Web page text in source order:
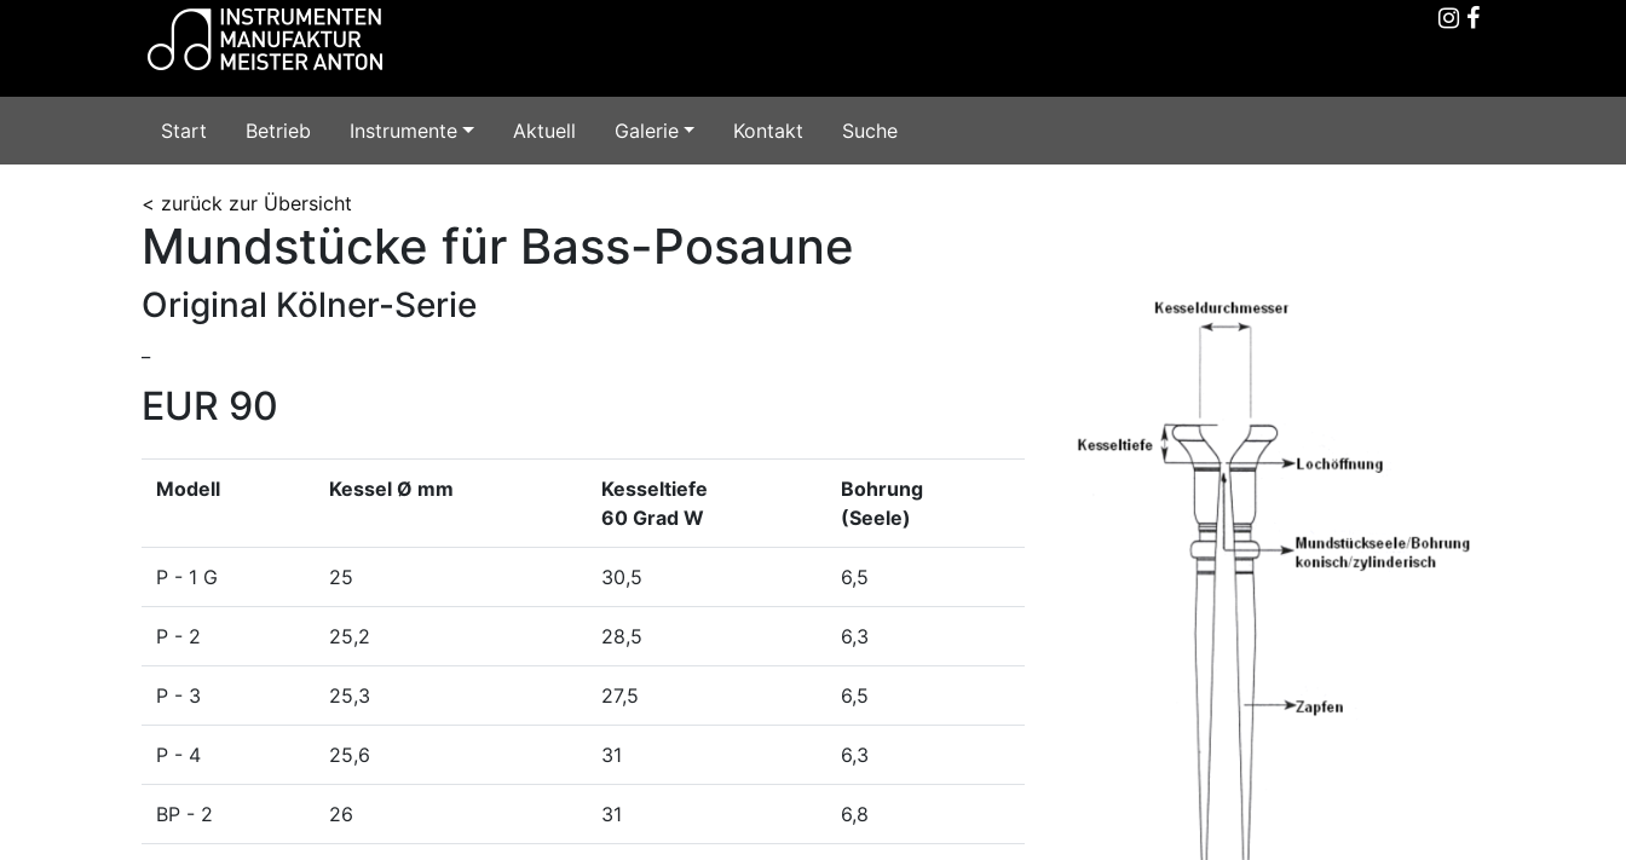
Start Betrieb Instrumente Aktuell Galerie Kontakt Suche
< zurück zur Übersicht
Mundstücke für Bass-Posaune
Original Kölner-Serie
EUR 90
Modell Kessel Ø mm
Kesseltiefe
60 Grad W
Bohrung
(Seele)
P - 1 G 25 30,5 6,5
P - 2 25,2 28,5 6,3
P - 3 25,3 27,5 6,5
P - 4 25,6 31 6,3
BP - 2 26 31 6,8